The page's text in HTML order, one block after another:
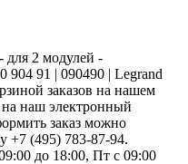
для 2 модулей -
904 91 | 090490 | Legrand
заказов на нашем
на наш электронный
заказ можно
+7 (495) 783-87-94.
до 18:00, Пт с 09:00